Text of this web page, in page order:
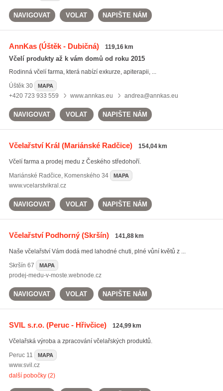
NAVIGOVAT VOLAT NAPIŠTE NÁM
AnnKas(Úštěk - Dubičná) 119,16 km
Včelí produkty až k vám domů od roku 2015
Rodinná včelí farma, která nabízí exkurze, apiterapii, ...
Úštěk30 MAPA
+420 723 933 559 www.annkas.eu andrea@annkas.eu
NAVIGOVAT VOLAT NAPIŠTE NÁM
Včelařství Král(Mariánské Radčice) 154,04 km
Včelí farma a prodej medu z Českého středohoří.
Mariánské Radčice, Komenského 34 MAPA
www.vcelarstvikral.cz
NAVIGOVAT VOLAT NAPIŠTE NÁM
Včelařství Podhorný(Skršín) 141,88 km
Naše včelařství Vám dodá med lahodné chuti, plné vůní květů z ...
Skršín 67 MAPA
prodej-medu-v-moste.webnode.cz
NAVIGOVAT VOLAT NAPIŠTE NÁM
SVIL s.r.o.(Peruc - Hřivčice) 124,99 km
Včelařská výroba a zpracování včelařských produktů.
Peruc11 MAPA
www.svil.cz
další pobočky (2)